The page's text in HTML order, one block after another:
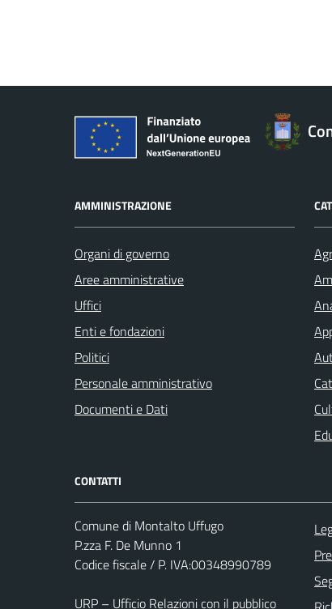
AMMINISTRAZIONE
Organi di governo
Aree amministrative
Uffici
Enti e fondazioni
Politici
Personale amministrativo
Documenti e Dati
CONTATTI
Comune di Montalto Uffugo
P.zza F. De Munno 1
Codice fiscale / P. IVA:00348990789
URP – Ufficio Relazioni con il pubblico